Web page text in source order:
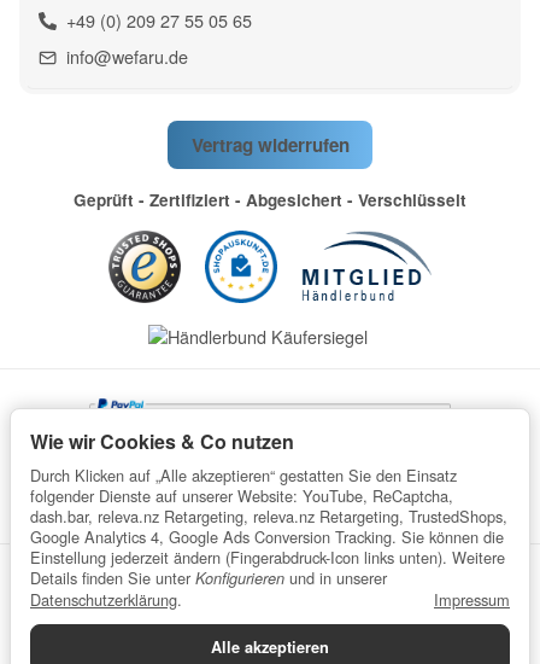
+49 (0) 209 27 55 05 65
info@wefaru.de
Vertrag widerrufen
Geprüft - Zertifiziert - Abgesichert - Verschlüsselt
Datenschutz AGB Impressum
Widerrufsrecht
Batteriegesetzhinweise
Verpackungshinweise
Datenschutzerklärung•Impressum
Wie wir Cookies & Co nutzen
Durch Klicken auf „Alle akzeptieren“ gestatten Sie den Einsatz
folgender Dienste auf unserer Website: YouTube, ReCaptcha,
dash.bar, releva.nz Retargeting, releva.nz Retargeting, TrustedShops,
Google Analytics 4, Google Ads Conversion Tracking. Sie können die
Einstellung jederzeit ändern (Fingerabdruck-Icon links unten). Weitere
Details finden Sie unter Konfigurieren und in unserer
Datenschutzerklärung. Impressum
Alle akzeptieren